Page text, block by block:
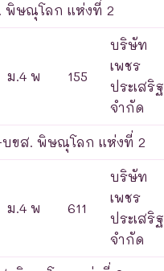
พิษณุโลก แห่งที่ 2
ม.4 พ 155
บริษัท
เพชร
ประเสริฐ
จำกัด
ขส. พิษณุโลก แห่งที่ 2
ม.4 พ 611
บริษัท
เพชร
ประเสริฐ
จำกัด